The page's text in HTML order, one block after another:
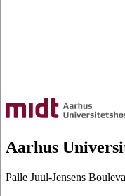
Aarhus
Palle Juul-Jensens